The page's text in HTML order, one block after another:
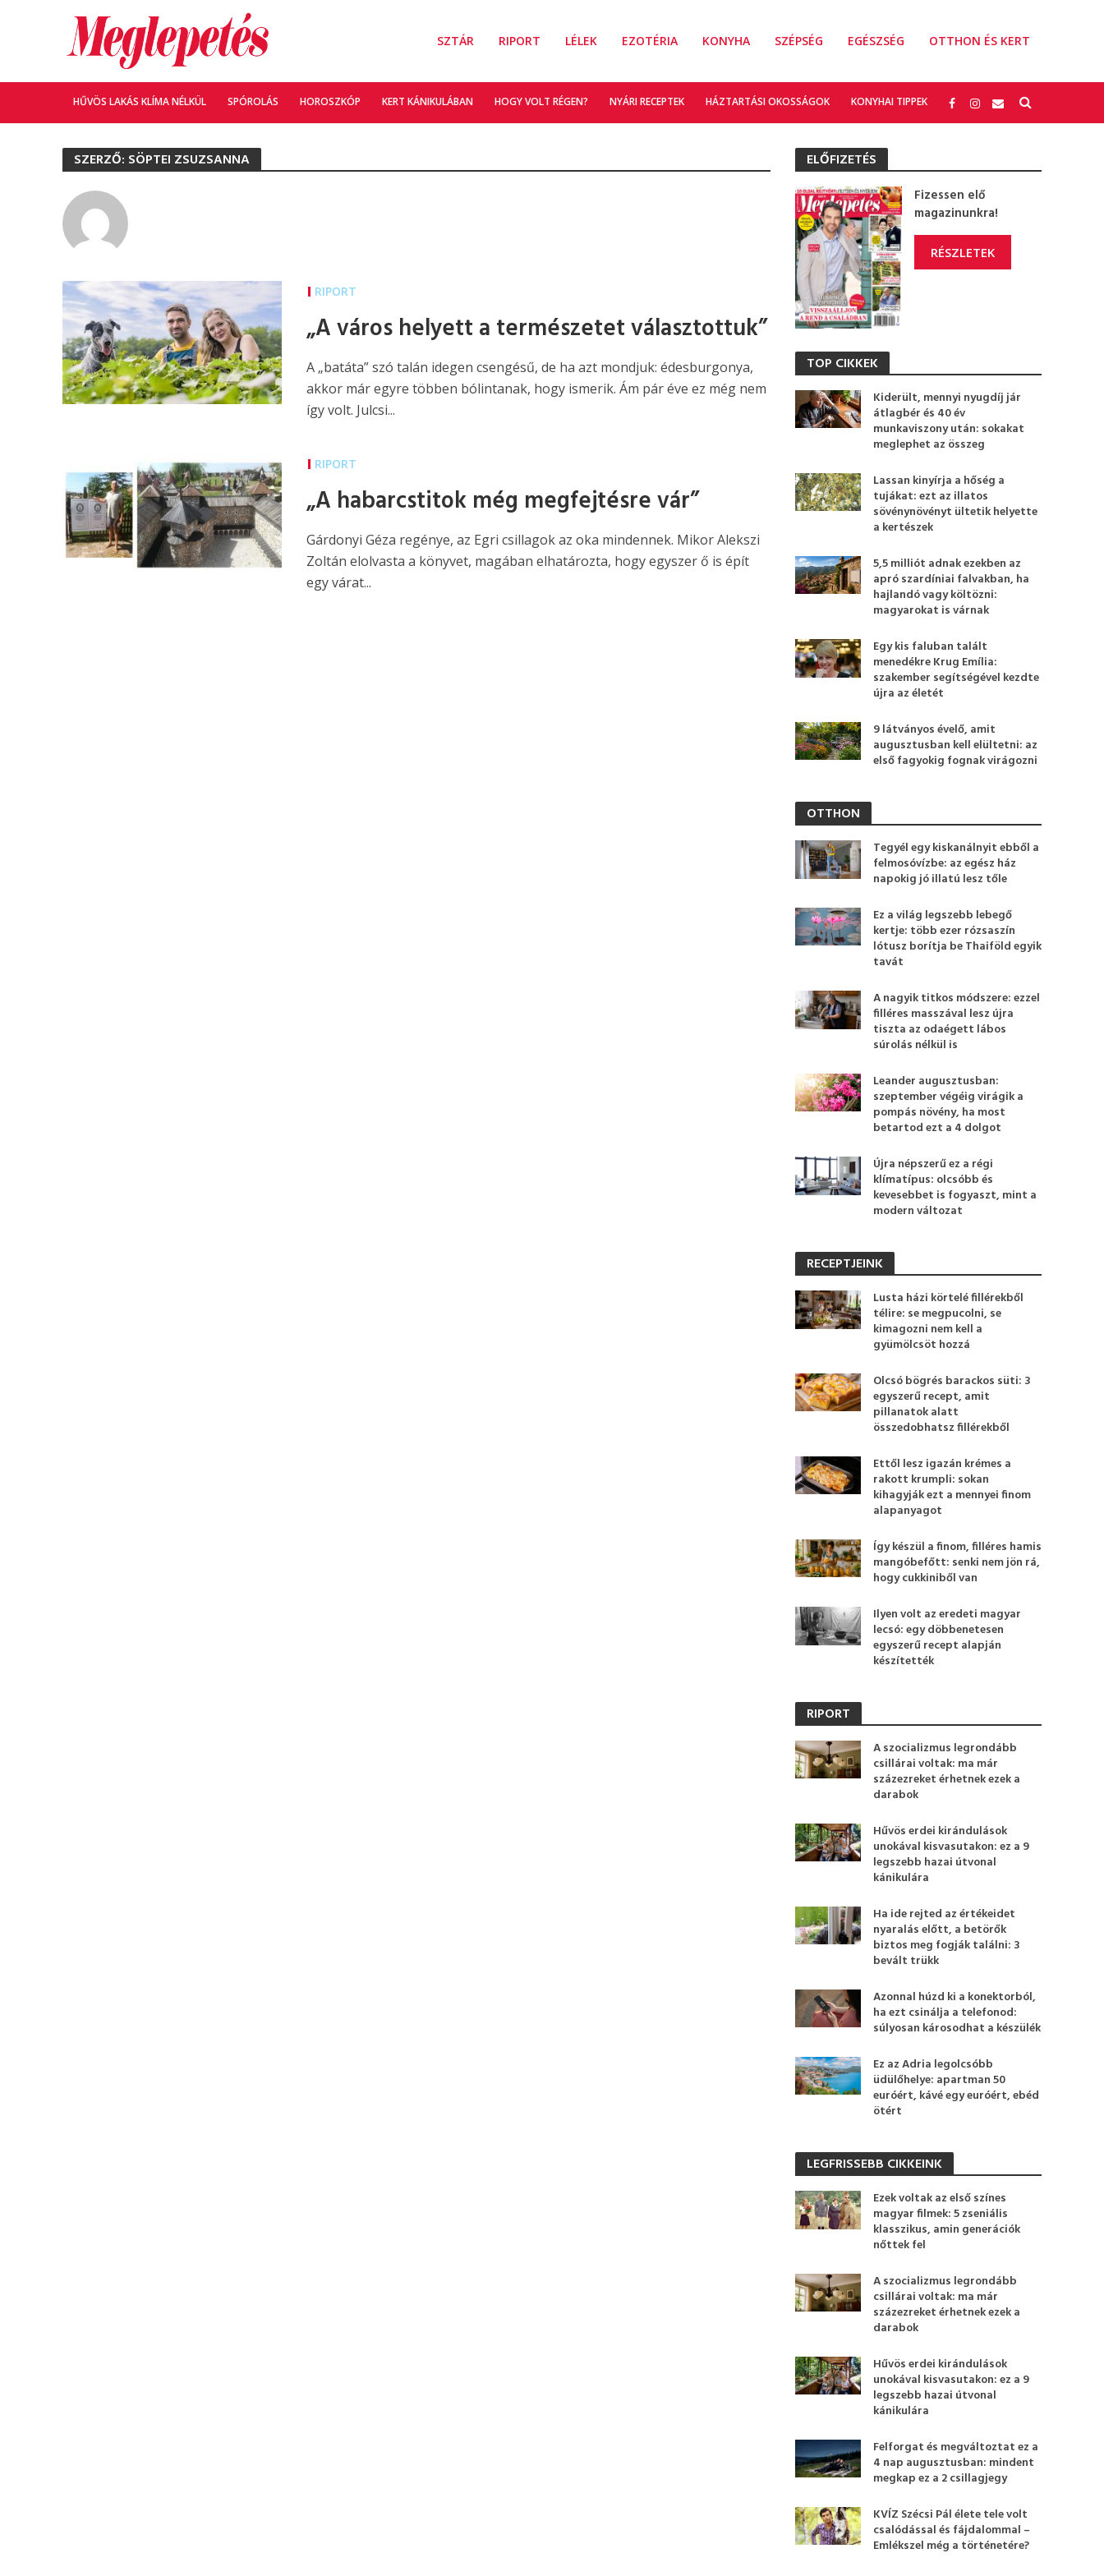
SZTÁR RIPORT LÉLEK EZOTÉRIA KONYHA SZÉPSÉG EGÉSZSÉG OTTHON ÉS KERT
HŰVÖS LAKÁS KLÍMA NÉLKÜL SPÓROLÁS HOROSZKÓP KERT KÁNIKULÁBAN HOGY VOLT RÉGEN? NYÁRI RECEPTEK HÁZTARTÁSI OKOSSÁGOK KONYHAI TIPPEK
SZERZŐ: SÖPTEI ZSUZSANNA
RIPORT
„A város helyett a természetet választottuk”
A „batáta” szó talán idegen csengésű, de ha azt mondjuk: édesburgonya,
akkor már egyre többen bólintanak, hogy ismerik. Ám pár éve ez még nem
így volt. Julcsi...
RIPORT
„A habarcstitok még megfejtésre vár”
Gárdonyi Géza regénye, az Egri csillagok az oka mindennek. Mikor Alekszi
Zoltán elolvasta a könyvet, magában elhatározta, hogy egyszer ő is épít
egy várat...
ELŐFIZETÉS
Fizessen elő
magazinunkra!
RÉSZLETEK
TOP CIKKEK
Kiderült, mennyi nyugdíj jár
átlagbér és 40 év
munkaviszony után: sokakat
meglephet az összeg
Lassan kinyírja a hőség a
tujákat: ezt az illatos
sövénynövényt ültetik helyette
a kertészek
5,5 milliót adnak ezekben az
apró szardíniai falvakban, ha
hajlandó vagy költözni:
magyarokat is várnak
Egy kis faluban talált
menedékre Krug Emília:
szakember segítségével kezdte
újra az életét
9 látványos évelő, amit
augusztusban kell elültetni: az
első fagyokig fognak virágozni
OTTHON
Tegyél egy kiskanálnyit ebből a
felmosóvízbe: az egész ház
napokig jó illatú lesz tőle
Ez a világ legszebb lebegő
kertje: több ezer rózsaszín
lótusz borítja be Thaiföld egyik
tavát
A nagyik titkos módszere: ezzel
filléres masszával lesz újra
tiszta az odaégett lábos
súrolás nélkül is
Leander augusztusban:
szeptember végéig virágik a
pompás növény, ha most
betartod ezt a 4 dolgot
Újra népszerű ez a régi
klímatípus: olcsóbb és
kevesebbet is fogyaszt, mint a
modern változat
RECEPTJEINK
Lusta házi körtelé fillérekből
télire: se megpucolni, se
kimagozni nem kell a
gyümölcsöt hozzá
Olcsó bögrés barackos süti: 3
egyszerű recept, amit
pillanatok alatt
összedobhatsz fillérekből
Ettől lesz igazán krémes a
rakott krumpli: sokan
kihagyják ezt a mennyei finom
alapanyagot
Így készül a finom, filléres hamis
mangóbefőtt: senki nem jön rá,
hogy cukkiniből van
Ilyen volt az eredeti magyar
lecsó: egy döbbenetesen
egyszerű recept alapján
készítették
RIPORT
A szocializmus legrondább
csillárai voltak: ma már
százezreket érhetnek ezek a
darabok
Hűvös erdei kirándulások
unokával kisvasutakon: ez a 9
legszebb hazai útvonal
kánikulára
Ha ide rejted az értékeidet
nyaralás előtt, a betörők
biztos meg fogják találni: 3
bevált trükk
Azonnal húzd ki a konektorból,
ha ezt csinálja a telefonod:
súlyosan károsodhat a készülék
Ez az Adria legolcsóbb
üdülőhelye: apartman 50
euróért, kávé egy euróért, ebéd
ötért
LEGFRISSEBB CIKKEINK
Ezek voltak az első színes
magyar filmek: 5 zseniális
klasszikus, amin generációk
nőttek fel
A szocializmus legrondább
csillárai voltak: ma már
százezreket érhetnek ezek a
darabok
Hűvös erdei kirándulások
unokával kisvasutakon: ez a 9
legszebb hazai útvonal
kánikulára
Felforgat és megváltoztat ez a
4 nap augusztusban: mindent
megkap ez a 2 csillagjegy
KVÍZ Szécsi Pál élete tele volt
csalódással és fájdalommal –
Emlékszel még a történetére?